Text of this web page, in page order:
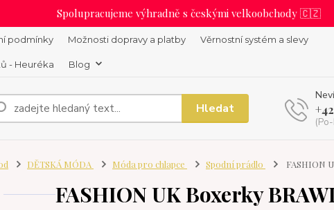
Spolupracujeme výhradně s českými velkoobchody 🇨🇿
podmínky Možnosti dopravy a platby Věrnostní systém a slevy
- Heuréka Blog
Hledat
DĚTSKÁ MÓDA Móda pro chlapce Spodní prádlo FASHION
FASHION UK Boxerky